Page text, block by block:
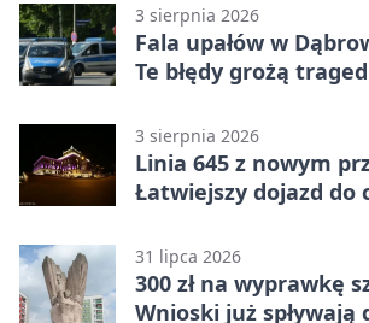
3 sierpnia 2026
Fala upałów w
Te błędy grożą
3 sierpnia 2026
Linia 645 z nowym
Łatwiejszy dojazd do
31 lipca 2026
300 zł na wyprawkę
Wnioski już spływają